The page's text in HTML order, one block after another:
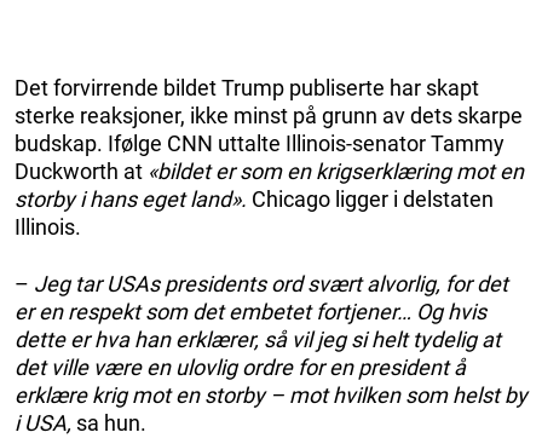
Det forvirrende bildet Trump publiserte har skapt
sterke reaksjoner, ikke minst på grunn av dets skarpe
budskap. Ifølge CNN uttalte Illinois-senator Tammy
Duckworth at «bildet er som en krigserklæring mot en
storby i hans eget land». Chicago ligger i delstaten
Illinois.
– Jeg tar USAs presidents ord svært alvorlig, for det
er en respekt som det embetet fortjener… Og hvis
dette er hva han erklærer, så vil jeg si helt tydelig at
det ville være en ulovlig ordre for en president å
erklære krig mot en storby – mot hvilken som helst by
i USA, sa hun.